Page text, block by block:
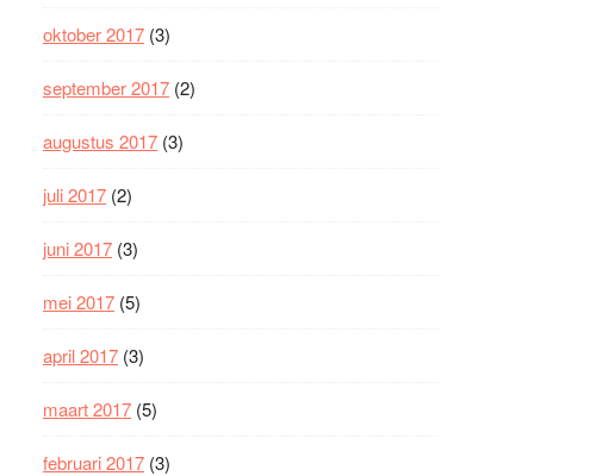
oktober 2017 (3)
september 2017 (2)
augustus 2017 (3)
juli 2017 (2)
juni 2017 (3)
mei 2017 (5)
april 2017 (3)
maart 2017 (5)
februari 2017 (3)